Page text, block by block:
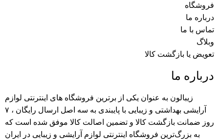
فروشگاه
درباره ما
تماس با ما
وبلاگ
تعویض یا بازگشت کالا
درباره ما
زیبالون به عنوان یکی از برترین فروشگاه های اینترنتی لوازم
آرایشی بهداشتی و زیبایی با پایبندی به سه اصل ارسال رایگان ، ۷
روز ضمانت بازگشت کالا و تضمین اصالت کالا موفق شده است که
به بزرگ‌ترین فروشگاه اینترنتی لوازم آرایشی و زیبایی در ایران